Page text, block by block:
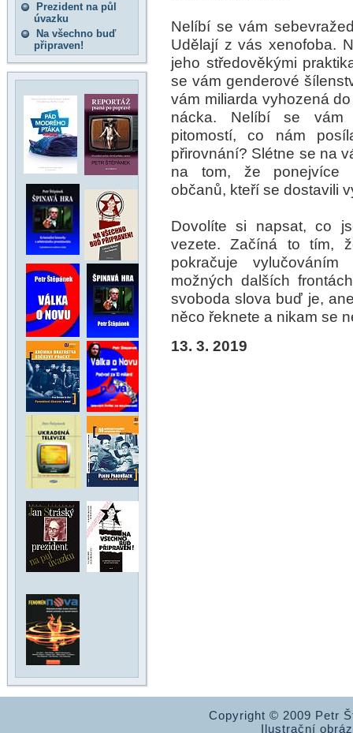
Prezident na půl
úvazku
Na všechno buď
připraven!
Nelíbí se vám
Udělají z vás xenofoba.
jeho středověkými
se vám genderové
vám miliarda vyhozená
nácka. Nelíbí se vám
pitomostí, co nám
přirovnání? Slétne se na
na tom, že ponejvíce
občanů, kteří se dostavili
Dovolíte si napsat, co
vezete. Začíná to tím,
pokračuje
možných dalších
svoboda slova buď je,
něco řeknete a nikam se
13. 3. 2019
Copyright © 2009 Petr
Ilustrační